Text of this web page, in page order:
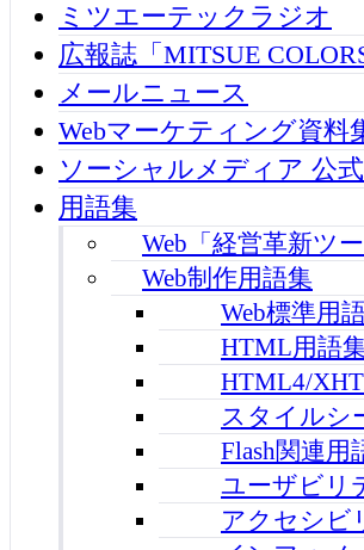
ミツエーテックラジオ
広報誌「MITSUE COLORS
メールニュース
Webマーケティング資料
ソーシャルメディア 公
用語集
Web「経営革新ツ
Web制作用語集
Web標準用
HTML用語
HTML4/
スタイルシ
Flash関連用
ユーザビリ
アクセシビ